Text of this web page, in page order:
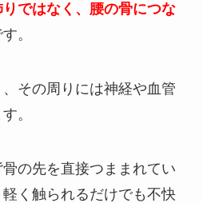
ではなく、腰の骨につな
。
その周りには神経や血管
。
の先を直接つままれてい
く触られるだけでも不快